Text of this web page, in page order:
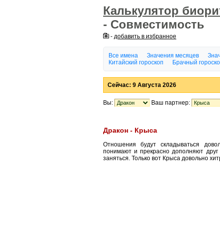
Калькулятор
- Совместимость
- добавить в избранное
Все имена Значения месяцев
Китайский гороскоп
Брачный
Сейчас: 9 Августа 2026
Вы: Ваш партнер:
Дракон - Крыса
Отношения будут складываться
понимают и прекрасно дополняют
заняться. Только вот Крыса довольно